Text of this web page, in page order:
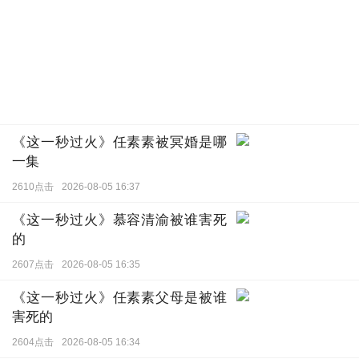
《这一秒过火》任素素被冥婚是哪
一集
2610点击 2026-08-05 16:37
《这一秒过火》慕容清渝被谁害死
的
2607点击 2026-08-05 16:35
《这一秒过火》任素素父母是被谁
害死的
2604点击 2026-08-05 16:34